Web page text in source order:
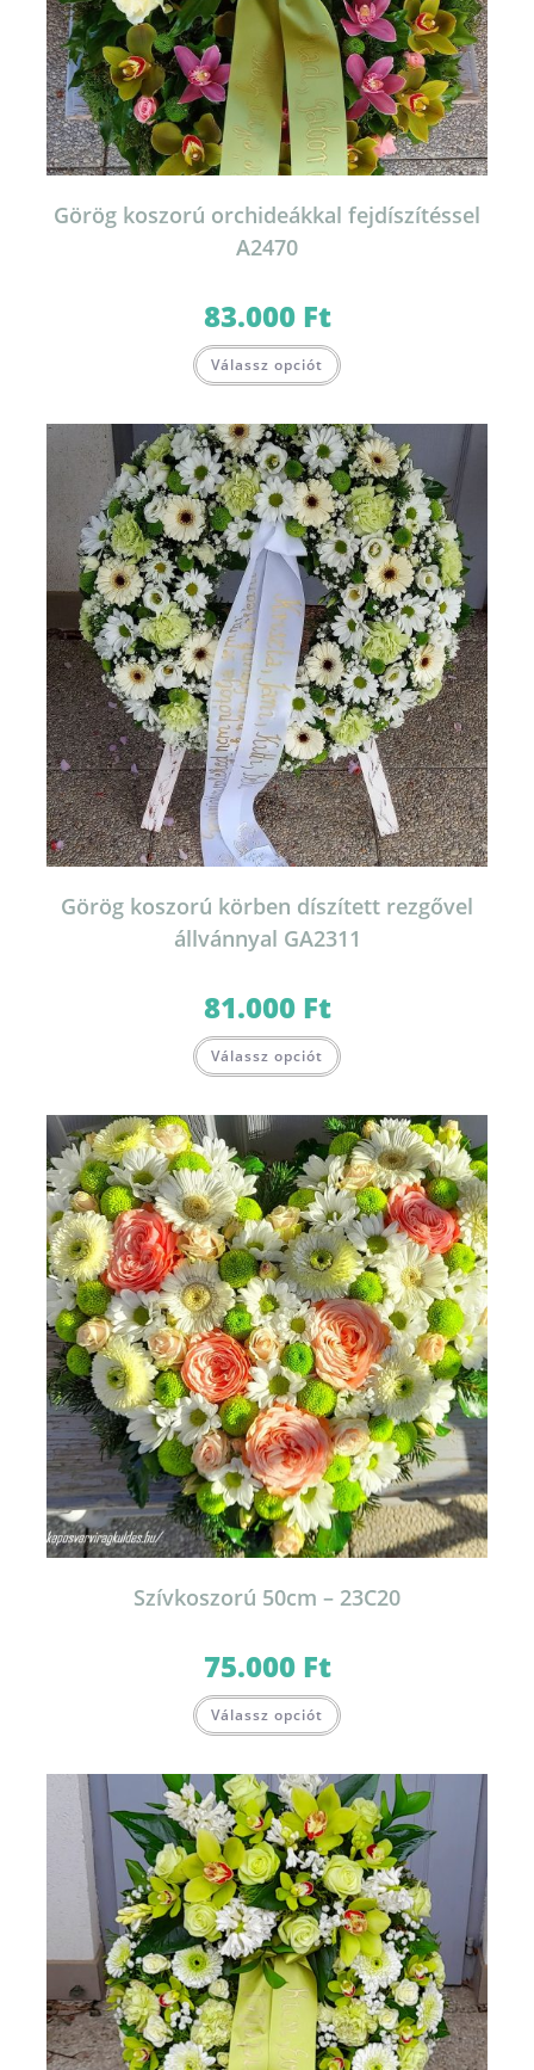
Görög koszorú orchideákkal fejdíszítéssel
A2470
83.000 Ft
Válassz opciót
Görög koszorú körben díszített rezgővel
állvánnyal GA2311
81.000 Ft
Válassz opciót
Szívkoszorú 50cm – 23C20
75.000 Ft
Válassz opciót